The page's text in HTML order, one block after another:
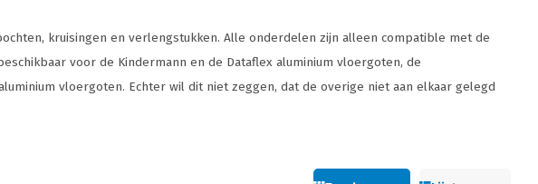
kruisingen en verlengstukken. Alle onderdelen zijn alleen compatible met de
voor de Kindermann en de Dataflex aluminium vloergoten, de
vloergoten. Echter wil dit niet zeggen, dat de overige niet aan elkaar gelegd